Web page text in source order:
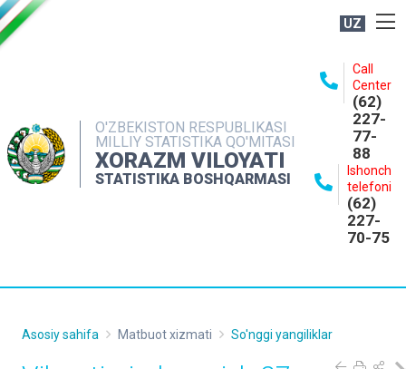
UZ
O'ZBEKISTON RESPUBLIKASI
MILLIY STATISTIKA QO'MITASI
XORAZM VILOYATI
STATISTIKA BOSHQARMASI
Call
Center
(62)
227-
77-
88
Ishonch
telefoni
(62)
227-
70-75
NASHRLAR
INTERAKTIV XIZMATLAR
MATBUOT XIZMATI
Asosiy sahifa Matbuot xizmati So'nggi yangiliklar